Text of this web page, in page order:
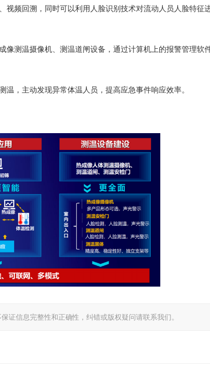
频回溯，同时可以利用人脸识别技术对流动人员人脸特征
测温摄像机、测温道闸设备，通过计算机上的报警管理软
，主动发现异常体温人员，提高应急事件响应效率。
证信息完整性和正确性，纠错或版权疑问请联系我们。